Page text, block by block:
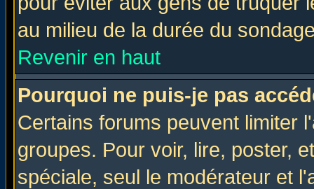
au milieu de la durée du
Revenir en haut
Pourquoi ne puis-je pas
Certains forums peuvent limiter
groupes. Pour voir, lire, poster,
spéciale, seul le modérateur et